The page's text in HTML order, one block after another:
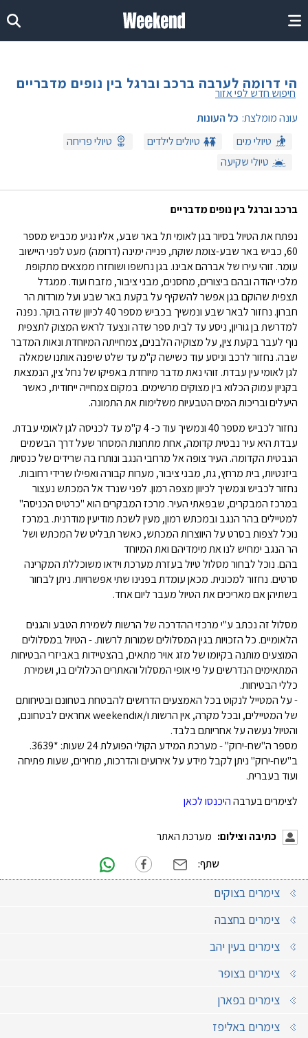
הי דרומה לערבה ברכב וברגל בין נופים מדבריים
חיפוש חדש לפי אזור
צימרים בצוקים
צימרים בחצבה
צימרים בעין יהב
צימרים בצופר
צימרים בפארן
צימרים באליפז
כתיבה וצילום: מערכת האתר
שתף:
ברכב וברגל בין נופים מדבריים
עונה מומלצת: כל העונות
טיולי מים
טיולים לילדים
טיולי פריחה
טיולי שקיעה
נפתח את הטיול בסיור בגן לאומי תל באר שבע, אליו נגיע מכביש מספר
60, כביש באר שבע-צומת שוקת, פנייה ימינה (דרומה) מעט לפני היישוב
עומר. זוהי עירו של אברהם אבינו. בגן נחשפו ושוחזרו ממצאים מתקופת
מלכי יהודה ובהם ביצורים, מחסנים, מבני ציבור, מזבח ועוד. ממגדל
תצפית שהוקם בגן אפשר להשקיף על בקעת באר שבע ועל מורדות הר
חברון. נחזור לבאר שבע ונמשיך בכביש מספר 40 לכיוון שדה בוקר. נפנה
למדרשת בן גוריון, ניסע עד לבית ספר שדה ונצעד לראש המצוק לתצפית
נוף לעבר בקעת צין, על מצוקיה הלבנים, צמחייתה המיוחדת ונאות המדבר
שבה. נחזור לרכב וניסע עוד כשישה ק"מ עד שלט שיפנה אותנו שמאלה
לגן לאומי עין עבדת. זוהי נאת מדבר מיוחדת באפיקו של נחל צין, הנמצאת
בקניון עמוק הכלוא בין מצוקים מרשימים. במקום צמחייה ייחודית, כאשר
היעלים ובריכות המים הטבעיות משלימות את התמונה.
נחזור לכביש מספר 40 ונמשיך עוד כ- 4 ק"מ עד לכניסה לגן לאומי עבדת.
עבדת היא עיר נבטית קדומה, אחת מתחנות המסחר שעל דרך הבשמים
הנבטית הקדומה. העיר צופה אל מרחבי הנגב ונותרו בה שרידים של כנסיות
ביזנטיות, בית מרחץ, גת, מבני ציבור, מערות קבורה ואפילו שרידי רחובות.
נחזור לכביש ונמשיך לכיוון מצפה רמון. לפני שנרד אל המכתש נעצור
במרכז המבקרים, שבפאתי העיר. מרכז המבקרים הוא "כרטיס הכניסה"
למטיילים בהר הנגב ובמכתש רמון, מעין לשכת מודיעין מודרנית. במרכז
נוכל לצפות בסרט על היווצרות המכתש, כאשר תבליט של המכתש ושל
הר הנגב ימחיש לנו את מימדיהם ואת המיוחד
בהם. נוכל לבחור מסלול טיול בעזרת מערכת וידאו משוכללת המקרינה
סרטים. נחזור למכונית. מכאן עומדת בפנינו שתי אפשרויות. ניתן לבחור
בשתיהן אם מאריכים את הטיול מעבר ליום אחד.
מסלול זה נכתב ע"י מרכזי ההדרכה של הרשות לשמירת הטבע והגנים
הלאומיים. כל הזכויות בגין המסלולים שמורות לרשות. - הטיול במסלולים
המוצעים מותנה בקיומו של מזג אויר מתאים, בהצטיידות באביזרי הבטיחות
המתאימים הנדרשים על פי אופי המסלול והאתרים הכלולים בו, ושמירת
כללי הבטיחות.
- על המטייל לנקוט בכל האמצעים הדרושים להבטחת בטחונם ובטיחותם
של המטיילים, ובכל מקרה, אין הרשות ו/אוweekend אחראים לבטחונם,
והטיול נעשה על אחריותם בלבד.
מספר ה"שח-ירוק" - מערכת המידע הקולי הפועלת 24 שעות: *3639.
ב"שח-ירוק" ניתן לקבל מידע על אירועים והדרכות, מחירים, שעות פתיחה
ועוד בעברית.
לצימרים בערבההיכנסו לכאן